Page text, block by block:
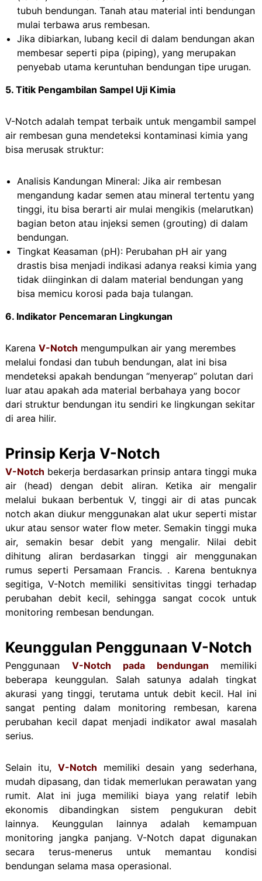
tubuh bendungan. Tanah atau material inti bendungan
mulai terbawa arus rembesan.
Jika dibiarkan, lubang kecil di dalam bendungan akan
membesar seperti pipa (piping), yang merupakan
penyebab utama keruntuhan bendungan tipe urugan.
5. Titik Pengambilan Sampel Uji Kimia
V-Notch adalah tempat terbaik untuk mengambil sampel
air rembesan guna mendeteksi kontaminasi kimia yang
bisa merusak struktur:
Analisis Kandungan Mineral: Jika air rembesan
mengandung kadar semen atau mineral tertentu yang
tinggi, itu bisa berarti air mulai mengikis (melarutkan)
bagian beton atau injeksi semen (grouting) di dalam
bendungan.
Tingkat Keasaman (pH): Perubahan pH air yang
drastis bisa menjadi indikasi adanya reaksi kimia yang
tidak diinginkan di dalam material bendungan yang
bisa memicu korosi pada baja tulangan.
6. Indikator Pencemaran Lingkungan
Karena V-Notch mengumpulkan air yang merembes
melalui fondasi dan tubuh bendungan, alat ini bisa
mendeteksi apakah bendungan “menyerap” polutan dari
luar atau apakah ada material berbahaya yang bocor
dari struktur bendungan itu sendiri ke lingkungan sekitar
di area hilir.
Prinsip Kerja V-Notch
V-Notch bekerja berdasarkan prinsip antara tinggi muka
air (head) dengan debit aliran. Ketika air mengalir
melalui bukaan berbentuk V, tinggi air di atas puncak
notch akan diukur menggunakan alat ukur seperti mistar
ukur atau sensor water flow meter. Semakin tinggi muka
air, semakin besar debit yang mengalir. Nilai debit
dihitung aliran berdasarkan tinggi air menggunakan
rumus seperti Persamaan Francis. . Karena bentuknya
segitiga, V-Notch memiliki sensitivitas tinggi terhadap
perubahan debit kecil, sehingga sangat cocok untuk
monitoring rembesan bendungan.
Keunggulan Penggunaan V-Notch
Penggunaan V-Notch pada bendungan
memiliki
beberapa keunggulan. Salah satunya adalah tingkat
akurasi yang tinggi, terutama untuk debit kecil. Hal ini
sangat penting dalam monitoring rembesan, karena
perubahan kecil dapat menjadi indikator awal masalah
serius.
Selain itu, V-Notch memiliki desain yang sederhana,
mudah dipasang, dan tidak memerlukan perawatan yang
rumit. Alat ini juga memiliki biaya yang relatif lebih
ekonomis dibandingkan sistem pengukuran debit
lainnya. Keunggulan lainnya adalah kemampuan
monitoring jangka panjang. V-Notch dapat digunakan
secara terus-menerus untuk memantau kondisi
bendungan selama masa operasional.